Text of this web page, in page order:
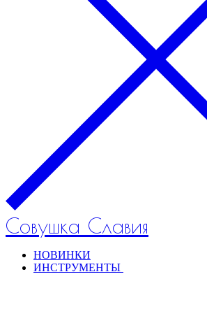
Совушка Славия
НОВИНКИ
ИНСТРУМЕНТЫ